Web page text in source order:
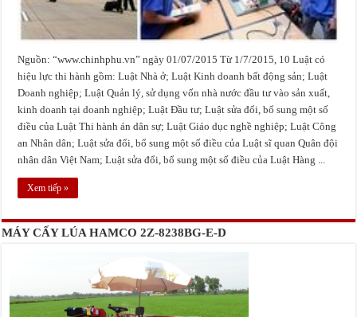
Nguồn: “www.chinhphu.vn” ngày 01/07/2015 Từ 1/7/2015, 10 Luật có
hiệu lực thi hành gồm: Luật Nhà ở; Luật Kinh doanh bất động sản; Luật
Doanh nghiệp; Luật Quản lý, sử dụng vốn nhà nước đầu tư vào sản xuất,
kinh doanh tại doanh nghiệp; Luật Đầu tư; Luật sửa đổi, bổ sung một số
điều của Luật Thi hành án dân sự; Luật Giáo dục nghề nghiệp; Luật Công
an Nhân dân; Luật sửa đổi, bổ sung một số điều của Luật sĩ quan Quân đội
nhân dân Việt Nam; Luật sửa đổi, bổ sung một số điều của Luật Hàng ...
Xem tiếp »
MÁY CẤY LÚA HAMCO 2Z-8238BG-E-D